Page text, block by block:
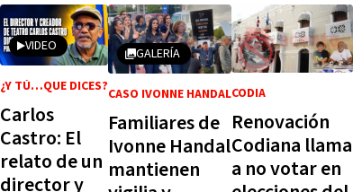
VIDEO
¿Y TÚ…QUE DICES?
Carlos
Castro: El
relato de un
director y
GALERÍA
CASO IVONNE HANDAL
Familiares de
Ivonne Handal
mantienen
CODIA
Renovación
Codiana llama
a no votar en